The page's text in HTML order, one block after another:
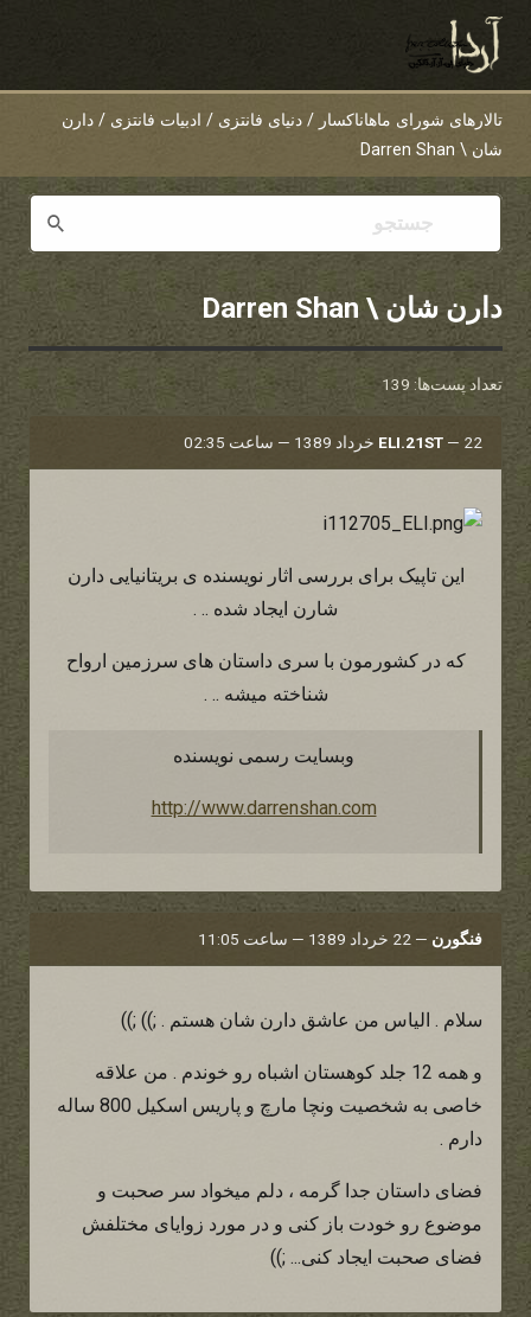
تالارهای شورای ماهاناکسار / دنیای فانتزی / ادبیات فانتزی / دارن
شان \ Darren Shan
دارن شان \ Darren Shan
تعداد پست‌ها: 139
ELI.21ST — 22 خرداد 1389 — ساعت 02:35
این تاپیک برای بررسی اثار نویسنده ی بریتانیایی دارن
شارن ایجاد شده .. .
که در کشورمون با سری داستان های سرزمین ارواح
شناخته میشه .. .
وبسایت رسمی نویسنده
http://www.darrenshan.com
فنگورن — 22 خرداد 1389 — ساعت 11:05
سلام . الیاس من عاشق دارن شان هستم . ;)) ;))
و همه 12 جلد کوهستان اشباه رو خوندم . من علاقه
خاصی به شخصیت ونچا مارچ و پاریس اسکیل 800 ساله
دارم .
فضای داستان جدا گرمه ، دلم میخواد سر صحبت و
موضوع رو خودت باز کنی و در مورد زوایای مختلفش
فضای صحبت ایجاد کنی... ;))